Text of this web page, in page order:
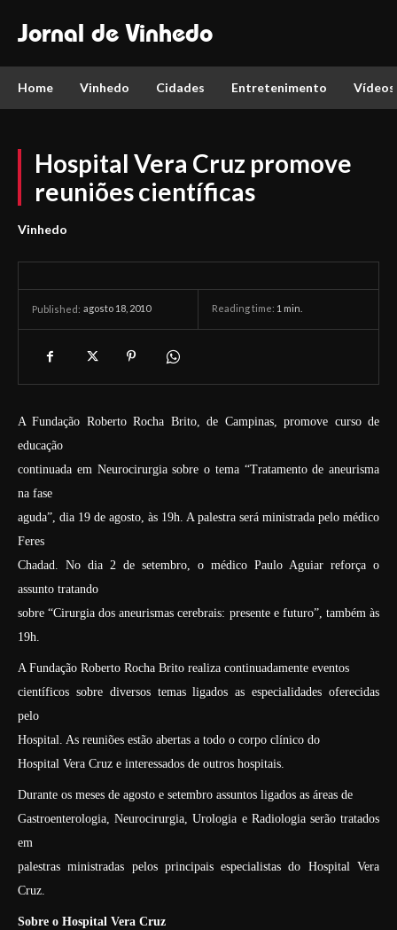
Jornal de Vinhedo
Home Vinhedo Cidades Entretenimento Vídeos
Hospital Vera Cruz promove
reuniões científicas
Vinhedo
Published: agosto 18, 2010 Reading time: 1 min.
A Fundação Roberto Rocha Brito, de Campinas, promove curso de
educação
continuada em Neurocirurgia sobre o tema “Tratamento de aneurisma
na fase
aguda”, dia 19 de agosto, às 19h. A palestra será ministrada pelo médico
Feres
Chadad. No dia 2 de setembro, o médico Paulo Aguiar reforça o
assunto tratando
sobre “Cirurgia dos aneurismas cerebrais: presente e futuro”, também às
19h.
A Fundação Roberto Rocha Brito realiza continuadamente eventos
científicos sobre diversos temas ligados as especialidades oferecidas
pelo
Hospital. As reuniões estão abertas a todo o corpo clínico do
Hospital Vera Cruz e interessados de outros hospitais.
Durante os meses de agosto e setembro assuntos ligados as áreas de
Gastroenterologia, Neurocirurgia, Urologia e Radiologia serão tratados
em
palestras ministradas pelos principais especialistas do Hospital Vera
Cruz.
Sobre o Hospital Vera Cruz